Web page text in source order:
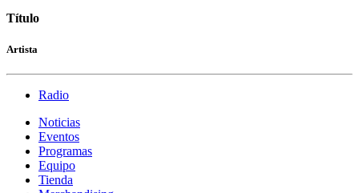
Título
Artista
Radio
Noticias
Eventos
Programas
Equipo
Tienda